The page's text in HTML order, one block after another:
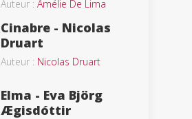
Auteur : Amélie De Lima
Cinabre - Nicolas
Druart
Auteur : Nicolas Druart
Elma - Eva Björg
Ægisdóttir